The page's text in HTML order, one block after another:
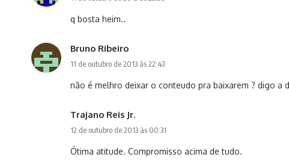
q bosta heim..
Bruno Ribeiro
11 de outubro de 2013 às 22:43
não é melhro deixar o conteudo pra baixarem ? digo a
Trajano Reis Jr.
12 de outubro de 2013 às 00:31
Ótima atitude. Compromisso acima de tudo.